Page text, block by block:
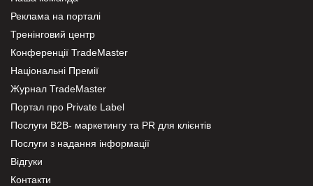
Реклама на порталі
Тренінговий центр
Конференції TradeMaster
Національні Премії
Журнал TradeMaster
Портал про Private Label
Послуги В2В- маркетингу та PR для клієнтів
Послуги з надання інформації
Відгуки
Контакти